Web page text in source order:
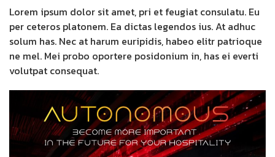
Lorem ipsum dolor sit amet, pri et feugiat consulatu. Eu
per ceteros platonem. Ea dictas legendos ius. At adhuc
solum has. Nec at harum euripidis, habeo elitr patrioque
ne mel. Mei probo oportere posidonium in, has ei everti
volutpat consequat.